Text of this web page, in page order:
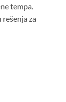
tempa.
za